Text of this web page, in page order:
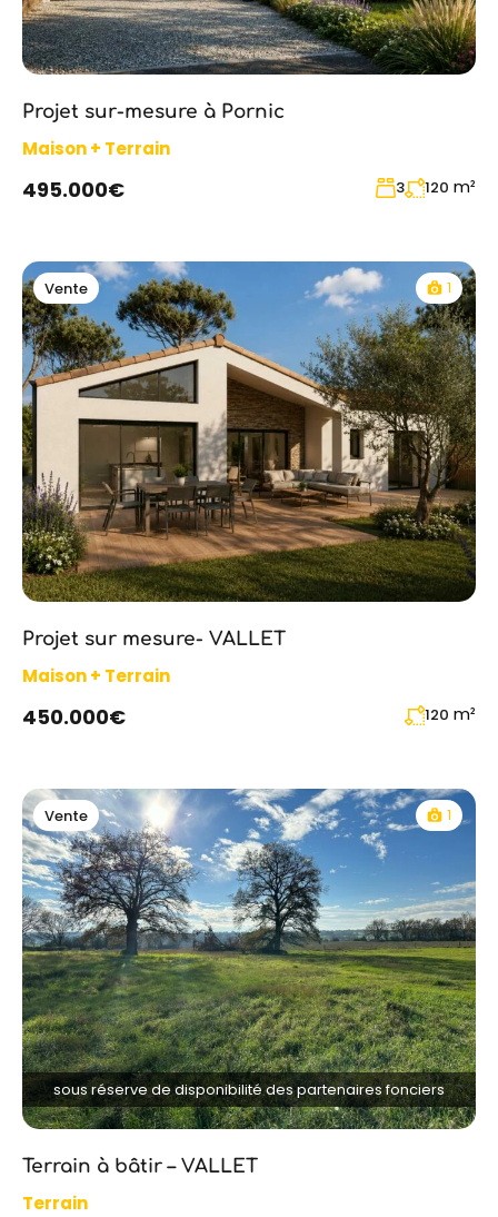
Projet sur-mesure à Pornic
Maison + Terrain
495.000€ 3 120 m²
Vente 1
Projet sur mesure- VALLET
Maison + Terrain
450.000€ 120 m²
sous réserve de disponibilité des partenaires fonciers
Vente 1
Terrain à bâtir – VALLET
Terrain